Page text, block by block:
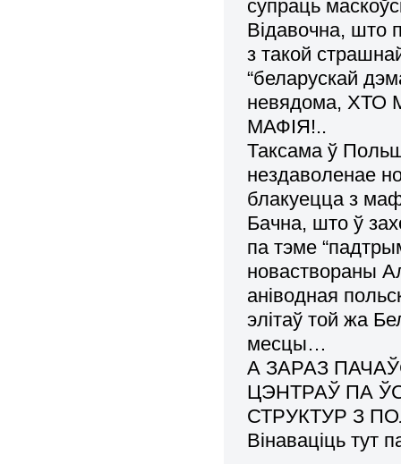
супраць
Відавочна, што
з такой
“беларускай
невядома,
МАФІЯ!..
Таксама ў
нездаволенае
блакуецца з
Бачна, што ў
па тэме
новаствораны
аніводная
элітаў той жа
месцы…
А ЗАРАЗ
ЦЭНТРАЎ ПА
СТРУКТУР З
Вінаваціць тут